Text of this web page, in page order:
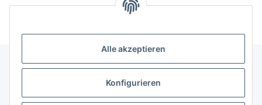
Alle akzeptieren
Konfigurieren